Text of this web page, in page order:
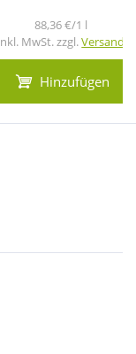
88,36 €/1 l
MwSt. zzgl.Versand
Hinzufügen